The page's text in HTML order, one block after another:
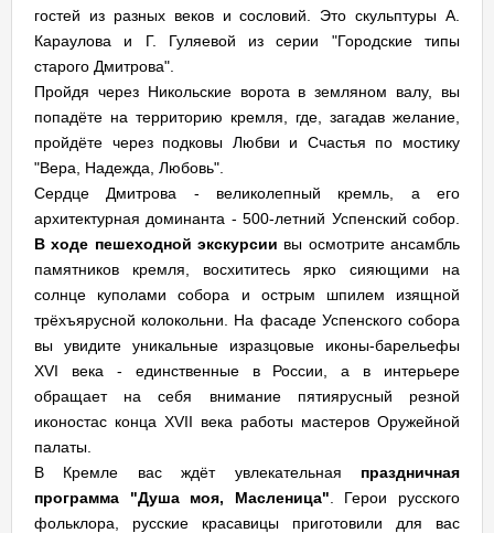
гостей из разных веков и сословий. Это скульптуры А.
Караулова и Г. Гуляевой из серии "Городские типы
старого Дмитрова".
Пройдя через Никольские ворота в земляном валу, вы
попадёте на территорию кремля, где, загадав желание,
пройдёте через подковы Любви и Счастья по мостику
"Вера, Надежда, Любовь".
Сердце Дмитрова - великолепный кремль, а его
архитектурная доминанта - 500-летний Успенский собор.
В ходе пешеходной экскурсии вы осмотрите ансамбль
памятников кремля, восхититесь ярко сияющими на
солнце куполами собора и острым шпилем изящной
трёхъярусной колокольни. На фасаде Успенского собора
вы увидите уникальные изразцовые иконы-барельефы
XVI века - единственные в России, а в интерьере
обращает на себя внимание пятиярусный резной
иконостас конца XVII века работы мастеров Оружейной
палаты.
В Кремле вас ждёт увлекательная праздничная
программа "Душа моя, Масленица" . Герои русского
фольклора, русские красавицы приготовили для вас